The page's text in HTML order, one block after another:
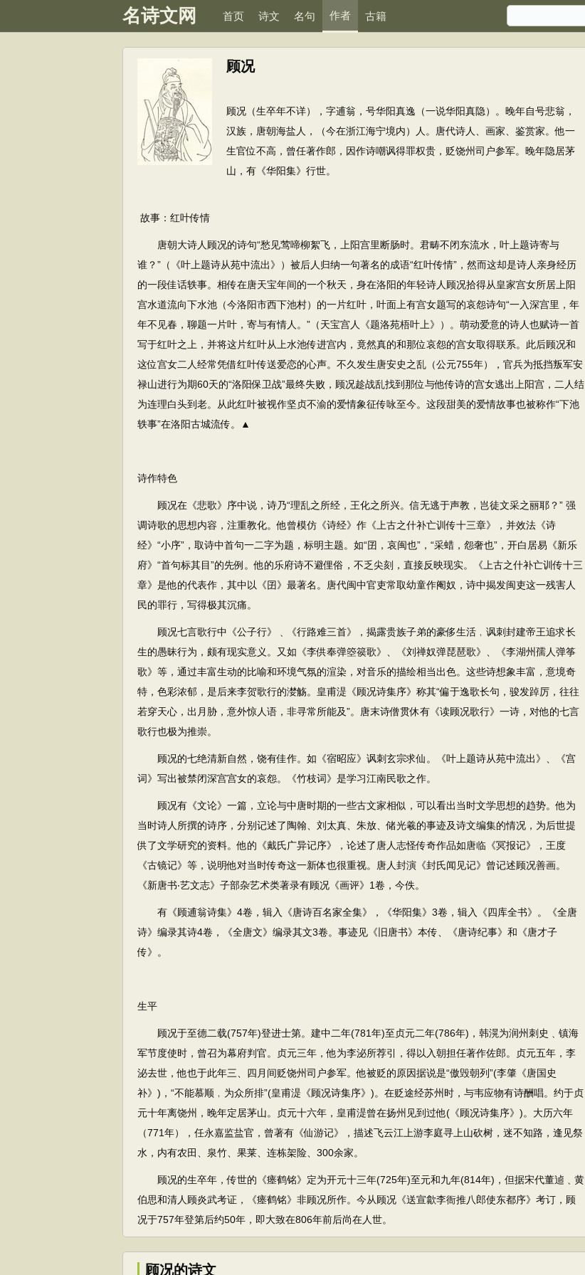
名诗文网 首页 诗文 名句 作者 古籍
顾况
顾况（生卒年不详），字逋翁，号华阳真逸（一说华阳真隐）。晚年自号悲翁，
汉族，唐朝海盐人，（今在浙江海宁境内）人。唐代诗人、画家、鉴赏家。他一
生官位不高，曾任著作郎，因作诗嘲讽得罪权贵，贬饶州司户参军。晚年隐居茅
山，有《华阳集》行世。
故事：红叶传情
唐朝大诗人顾况的诗句“愁见莺啼柳絮飞，上阳宫里断肠时。君畴不闭东流水，叶上题诗寄与
谁？”（《叶上题诗从苑中流出》）被后人归纳一句著名的成语“红叶传情”，然而这却是诗人亲身经历
的一段佳话轶事。相传在唐天宝年间的一个秋天，身在洛阳的年轻诗人顾况拾得从皇家宫女所居上阳
宫水道流向下水池（今洛阳市西下池村）的一片红叶，叶面上有宫女题写的哀怨诗句“一入深宫里，年
年不见春，聊题一片叶，寄与有情人。”（天宝宫人《题洛苑梧叶上》）。萌动爱意的诗人也赋诗一首
写于红叶之上，并将这片红叶从上水池传进宫内，竟然真的和那位哀怨的宫女取得联系。此后顾况和
这位宫女二人经常凭借红叶传送爱恋的心声。不久发生唐安史之乱（公元755年），官兵为抵挡叛军安
禄山进行为期60天的“洛阳保卫战”最终失败，顾况趁战乱找到那位与他传诗的宫女逃出上阳宫，二人结
为连理白头到老。从此红叶被视作坚贞不渝的爱情象征传咏至今。这段甜美的爱情故事也被称作“下池
轶事”在洛阳古城流传。▲
诗作特色
顾况在《悲歌》序中说，诗乃“理乱之所经，王化之所兴。信无逃于声教，岂徒文采之丽耶？” 强
调诗歌的思想内容，注重教化。他曾模仿《诗经》作《上古之什补亡训传十三章》，并效法《诗
经》“小序”，取诗中首句一二字为题，标明主题。如“囝，哀闽也”，“采蜡，怨奢也”，开白居易《新乐
府》“首句标其目”的先例。他的乐府诗不避俚俗，不乏尖刻，直接反映现实。《上古之什补亡训传十三
章》是他的代表作，其中以《囝》最著名。唐代闽中官吏常取幼童作阉奴，诗中揭发闽吏这一残害人
民的罪行，写得极其沉痛。
顾况七言歌行中《公子行》﹑《行路难三首》，揭露贵族子弟的豪侈生活﹐讽刺封建帝王追求长
生的愚昧行为，颇有现实意义。又如《李供奉弹箜篌歌》、《刘禅奴弹琵琶歌》、《李湖州孺人弹筝
歌》等，通过丰富生动的比喻和环境气氛的渲染，对音乐的描绘相当出色。这些诗想象丰富，意境奇
特，色彩浓郁，是后来李贺歌行的漤觞。皇甫湜《顾况诗集序》称其“偏于逸歌长句，骏发踔厉，往往
若穿天心，出月胁，意外惊人语，非寻常所能及”。唐末诗僧贯休有《读顾况歌行》一诗，对他的七言
歌行也极为推崇。
顾况的七绝清新自然，饶有佳作。如《宿昭应》讽刺玄宗求仙。《叶上题诗从苑中流出》、《宫
词》写出被禁闭深宫宫女的哀怨。《竹枝词》是学习江南民歌之作。
顾况有《文论》一篇，立论与中唐时期的一些古文家相似，可以看出当时文学思想的趋势。他为
当时诗人所撰的诗序，分别记述了陶翰、刘太真、朱放、储光羲的事迹及诗文编集的情况，为后世提
供了文学研究的资料。他的《戴氏广异记序》，论述了唐人志怪传奇作品如唐临《冥报记》，王度
《古镜记》等，说明他对当时传奇这一新体也很重视。唐人封演《封氏闻见记》曾记述顾况善画。
《新唐书‧艺文志》子部杂艺术类著录有顾况《画评》1卷，今佚。
有《顾逋翁诗集》4卷，辑入《唐诗百名家全集》，《华阳集》3卷，辑入《四库全书》。《全唐
诗》编录其诗4卷，《全唐文》编录其文3卷。事迹见《旧唐书》本传、《唐诗纪事》和《唐才子
传》。
生平
顾况于至德二载(757年)登进士第。建中二年(781年)至贞元二年(786年)，韩滉为润州刺史﹑镇海
军节度使时，曾召为幕府判官。贞元三年，他为李泌所荐引，得以入朝担任著作佐郎。贞元五年，李
泌去世，他也于此年三、四月间贬饶州司户参军。他被贬的原因据说是“傲毁朝列”(李肇《唐国史
补》)，“不能慕顺﹐为众所排”(皇甫湜《顾况诗集序》)。在贬途经苏州时，与韦应物有诗酬唱。约于贞
元十年离饶州，晚年定居茅山。贞元十六年，皇甫湜曾在扬州见到过他(《顾况诗集序》)。大历六年
（771年），任永嘉监盐官，曾著有《仙游记》，描述飞云江上游李庭寻上山砍树，迷不知路，逢见祭
水，内有农田、泉竹、果莱、连栋架险、300余家。
顾况的生卒年，传世的《瘗鹤铭》定为开元十三年(725年)至元和九年(814年)，但据宋代董逌﹑黄
伯思和清人顾炎武考证，《瘗鹤铭》非顾况所作。今从顾况《送宣歙李衙推八郎使东都序》考订，顾
况于757年登第后约50年，即大致在806年前后尚在人世。
顾况的诗文